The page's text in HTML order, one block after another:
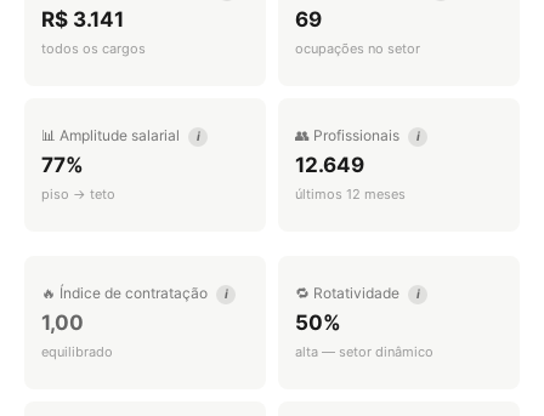
R$ 3.141
todos os cargos
69
ocupações no setor
📊 Amplitude salarial i
77%
piso → teto
👥 Profissionais i
12.649
últimos 12 meses
🔥 Índice de contratação i
1,00
equilibrado
🔁 Rotatividade i
50%
alta — setor dinâmico